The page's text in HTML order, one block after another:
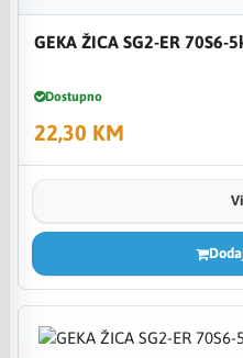
GEKA ŽICA SG2-ER 70S6-
Dostupno
22,30 KM